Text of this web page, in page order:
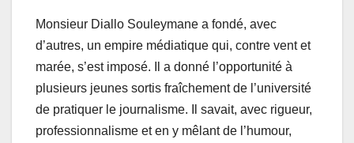
Monsieur Diallo Souleymane a fondé, avec
d’autres, un empire médiatique qui, contre vent et
marée, s’est imposé. Il a donné l’opportunité à
plusieurs jeunes sortis fraîchement de l’université
de pratiquer le journalisme. Il savait, avec rigueur,
professionnalisme et en y mêlant de l’humour,